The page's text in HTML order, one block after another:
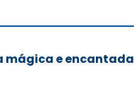
mágica e encantada